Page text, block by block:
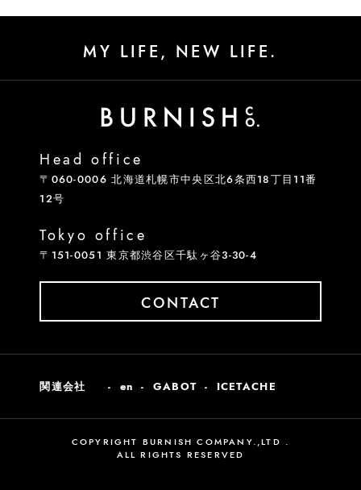
MY LIFE, NEW LIFE.
関連会社 en GABOT ICETACHE
Head office
〒060-0006 北海道札幌市中央区北6条西18丁目11番
12号
Tokyo office
〒151-0051 東京都渋谷区千駄ヶ谷3-30-4
CONTACT
COPYRIGHT BURNISH COMPANY.,LTD .
ALL RIGHTS RESERVED